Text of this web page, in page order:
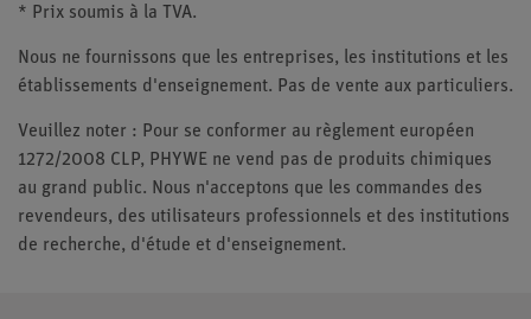
* Prix soumis à la TVA.
Nous ne fournissons que les entreprises, les institutions et les
établissements d'enseignement. Pas de vente aux particuliers.
Veuillez noter : Pour se conformer au règlement européen
1272/2008 CLP, PHYWE ne vend pas de produits chimiques
au grand public. Nous n'acceptons que les commandes des
revendeurs, des utilisateurs professionnels et des institutions
de recherche, d'étude et d'enseignement.